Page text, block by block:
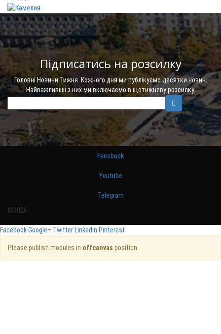
Підписатись на розсилку
Головні Новини Тижня. Кожного дня ми публікуємо десятки новин.
Найважливіші з них ми включаємо в щотижневу розсилку.
Facebook
Youtube
Telegram
©2026
FacebookGoogle+ TwitterLinkedin Pinterest
Please publish modules in offcanvas position.